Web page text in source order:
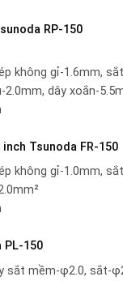
RP-150
không gỉ-1.6mm,
dây xoắn-
Tsunoda FR-150
không gỉ-1.0mm,
PL-150
sắt mềm-φ2.0, sắt-